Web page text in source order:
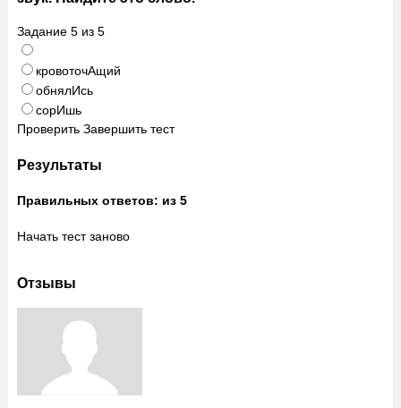
Задание 5из 5
кровоточАщий
обнялИсь
сорИшь
Проверить Завершить тест
Результаты
Правильных ответов: из 5
Начать тест заново
Отзывы